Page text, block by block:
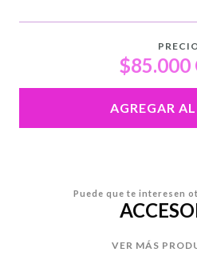
$85.000
AGREGAR
Puede que te interesen
VER MÁS